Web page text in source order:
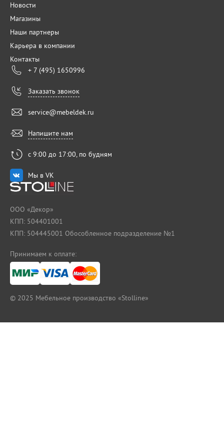
Новости
Магазины
Наши партнеры
Карьера в компании
Контакты
+ 7 (495) 1650996
Заказать звонок
service@mebeldek.ru
Напишите нам
с 9:00 до 17:00, по будням
Мы в VK
ООО «Декор»
КПП: 504401001
КПП: 504445001 Обособленное подразделение №1
Принимаем к оплате:
© 2025 Мебельное производство «Stolline»